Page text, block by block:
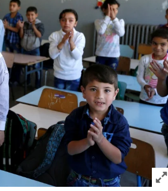
Click to expand Image